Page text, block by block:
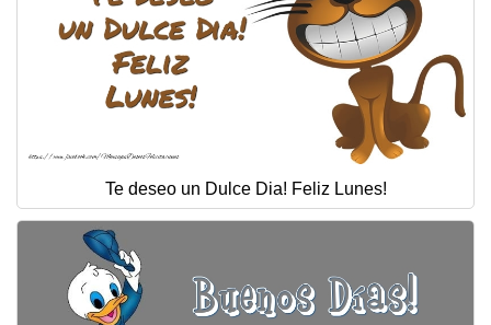
Te deseo un Dulce Dia! Feliz Lunes!